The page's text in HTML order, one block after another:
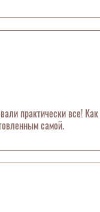
практически все!
самой.